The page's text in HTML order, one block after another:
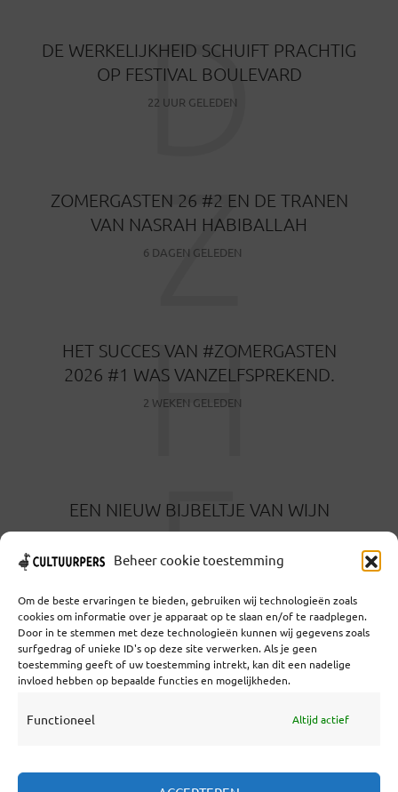
Beheer cookie toestemming
Om de beste ervaringen te bieden, gebruiken wij technologieën zoals
cookies om informatie over je apparaat op te slaan en/of te raadplegen.
Door in te stemmen met deze technologieën kunnen wij gegevens zoals
surfgedrag of unieke ID's op deze site verwerken. Als je geen
toestemming geeft of uw toestemming intrekt, kan dit een nadelige
invloed hebben op bepaalde functies en mogelijkheden.
Functioneel Altijd actief
DE WERKELIJKHEID SCHUIFT PRACHTIG
OP FESTIVAL BOULEVARD
22 UUR GELEDEN
D
ZOMERGASTEN 26 #2 EN DE TRANEN
VAN NASRAH HABIBALLAH
6 DAGEN GELEDEN
Z
HET SUCCES VAN #ZOMERGASTEN
2026 #1 WAS VANZELFSPREKEND.
2 WEKEN GELEDEN
H
EEN NIEUW BIJBELTJE VAN WIJN
E
Coöperatief Cultureel Persbureau U.A. | Salzburg 29 |
3524KS Utrecht | KvK: 55573592 |Btw: